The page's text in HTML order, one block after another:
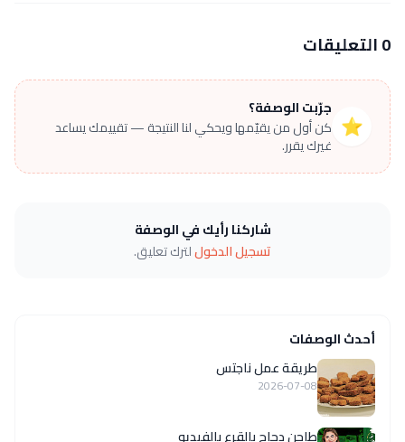
0 التعليقات
⭐
جرّبت الوصفة؟
كن أول من يقيّمها ويحكي لنا النتيجة — تقييمك يساعد
غيرك يقرر.
شاركنا رأيك في الوصفة
تسجيل الدخوللترك تعليق.
أحدث الوصفات
طريقة عمل ناجتس
2026-07-08
طاجن دجاج بالقرع بالفيديو